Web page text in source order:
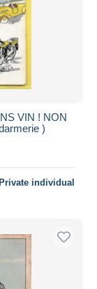
VIN ! NON
)
Private individual